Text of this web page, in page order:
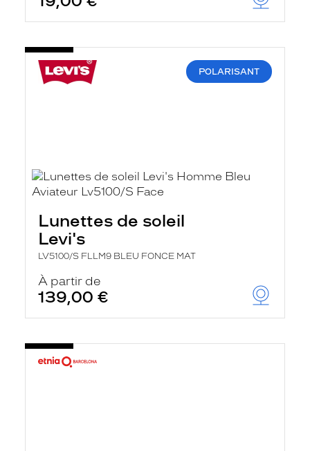
POLARISANT
Lunettes de soleil
Levi's
LV5100/S FLLM9 BLEU FONCE MAT
À partir de
139,00 €